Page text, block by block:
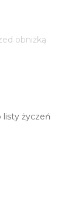
obniżką
listy życzeń